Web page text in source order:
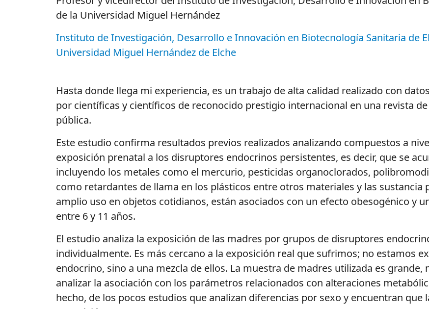
de la Universidad Miguel Hernández
Instituto de Investigación, Desarrollo e Innovación en Biotecnología Sanitaria de
Universidad Miguel Hernández de Elche
Hasta donde llega mi experiencia, es un trabajo de alta calidad realizado con
por científicas y científicos de reconocido prestigio internacional en una revista
pública.
Este estudio confirma resultados previos realizados analizando compuestos a
exposición prenatal a los disruptores endocrinos persistentes, es decir, que se
incluyendo los metales como el mercurio, pesticidas organoclorados,
como retardantes de llama en los plásticos entre otros materiales y las sustancia
amplio uso en objetos cotidianos, están asociados con un efecto obesogénico y
entre 6 y 11 años.
El estudio analiza la exposición de las madres por grupos de disruptores
individualmente. Es más cercano a la exposición real que sufrimos; no estamos
endocrino, sino a una mezcla de ellos. La muestra de madres utilizada es grande,
analizar la asociación con los parámetros relacionados con alteraciones
hecho, de los pocos estudios que analizan diferencias por sexo y encuentran que